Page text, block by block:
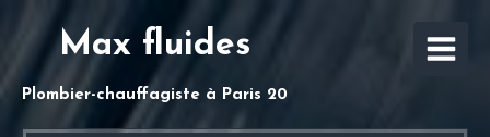
Max fluides
Plombier-chauffagiste à Paris 20